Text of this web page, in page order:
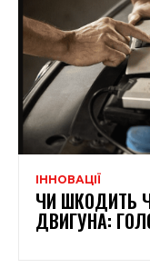
ІННОВАЦІЇ
ЧИ ШКОДИТЬ
ДВИГУНА: